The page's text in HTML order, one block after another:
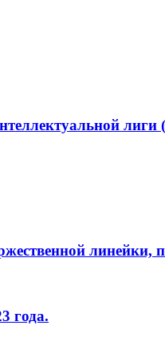
лиги
линейки,
года.